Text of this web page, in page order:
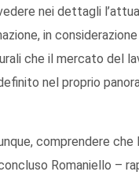
nei dettagli
in
che il mercato del
nel proprio
comprendere che
Romaniello –